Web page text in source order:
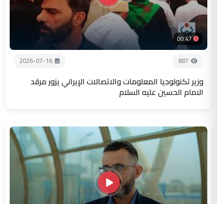
00:47
887
2026-07-16
وزير تكنولوجيا المعلومات والاتصالات الإيراني يزور مرقد
الامام الحسين عليه السلام